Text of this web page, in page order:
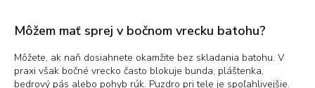
Môžem mať sprej v bočnom vrecku batohu?
Môžete, ak naň dosiahnete okamžite bez skladania batohu. V
praxi však bočné vrecko často blokuje bunda, pláštenka,
bedrový pás alebo pohyb rúk. Puzdro pri tele je spoľahlivejšie.